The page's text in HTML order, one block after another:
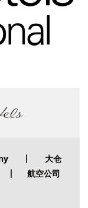
丨 大仓
航空公司